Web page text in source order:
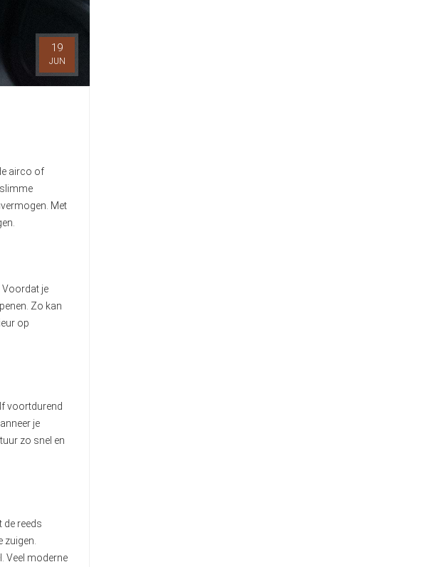
19
JUN
airco of
Met
Voordat je
Zo kan
op
voortdurend
je
zo snel en
de reeds
Veel moderne